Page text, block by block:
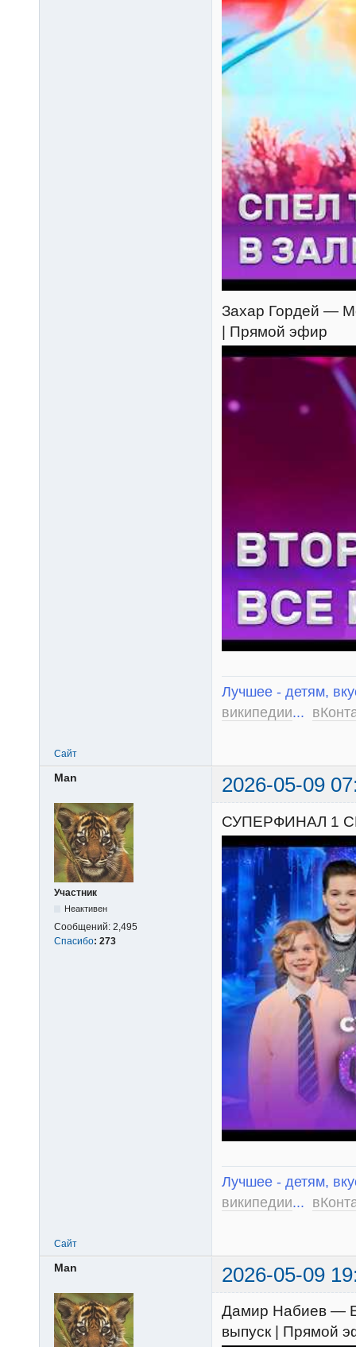
Захар Гордей —
| Прямой эфир
Лучшее - детям,
википедии...
Сайт
Man 2026-05-09
Участник
Неактивен
Сообщений: 2,495
Спасибо: 273
СУПЕРФИНАЛ 1
Лучшее - детям,
википедии...
Сайт
Man 2026-05-09
Дамир Набиев —
выпуск | Прямой